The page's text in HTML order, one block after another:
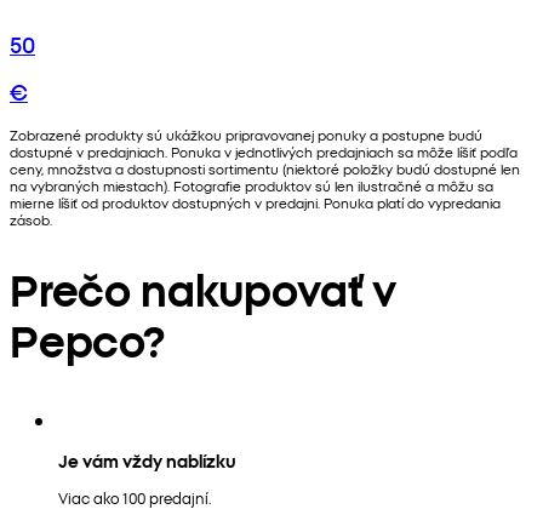
50
€
Zobrazené produkty sú ukážkou pripravovanej ponuky a postupne budú
dostupné v predajniach. Ponuka v jednotlivých predajniach sa môže líšiť podľa
ceny, množstva a dostupnosti sortimentu (niektoré položky budú dostupné len
na vybraných miestach). Fotografie produktov sú len ilustračné a môžu sa
mierne líšiť od produktov dostupných v predajni. Ponuka platí do vypredania
zásob.
Prečo nakupovať v
Pepco?
Je vám vždy nablízku
Viac ako 100 predajní.